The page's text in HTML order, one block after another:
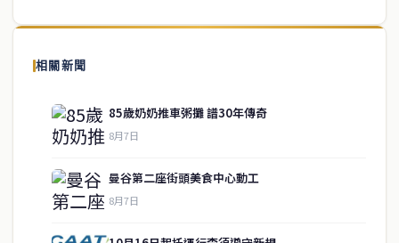
相關新聞
85歲奶奶推車粥攤 譜30年傳奇
8月7日
曼谷第二座街頭美食中心動工
8月7日
泰國中文新聞（TCN）是一家總部設於曼谷的中文新聞媒體，致力於
供即時、客觀、多元的中文新聞內容。
房地產